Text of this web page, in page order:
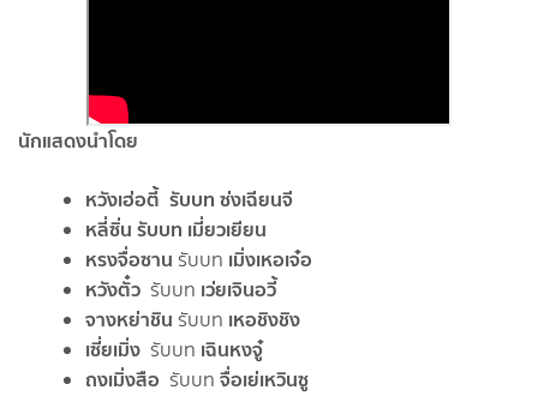
นักแสดงนำโดย
หวังเฮ่อตี้ รับบทซ่งเฉียนจี
หลี่ซิ่น รับบท เมี่ยวเยียน
หรงจื่อซาน รับบท เมิ่งเหอเจ๋อ
หวังตั๋ว รับบท เว่ยเจินอวี้
จางหย่าชิน รับบท เหอชิงชิง
เซี่ยเมิ่ง รับบท เฉินหงจู๋
ถงเมิ่งสือ รับบท จื่อเย่เหวินซู